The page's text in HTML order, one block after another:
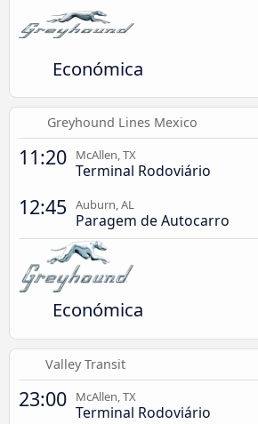
Económica
Greyhound Lines Mexico
11:20 McAllen, TX
Terminal Rodoviário
12:45 Auburn, AL
Paragem de Autocarro
Económica
Valley Transit
23:00 McAllen, TX
Terminal Rodoviário